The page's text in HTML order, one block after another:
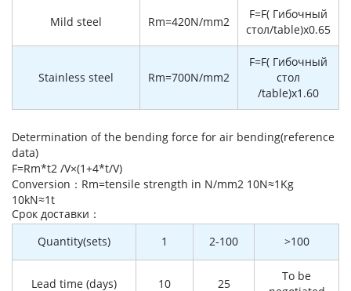
Mild steel Rm=420N/mm2
F=F( Гибочный
стол/table)x0.65
Stainless steel Rm=700N/mm2
F=F( Гибочный
стол
/table)x1.60
Determination of the bending force for air bending(reference
data)
F=Rm*t2 /V×(1+4*t/V)
Conversion：Rm=tensile strength in N/mm2 10N≈1Kg
10kN≈1t
Cрок доставки：
Quantity(sets)
1 2-100 >100
Lead time (days) 10 25
To be